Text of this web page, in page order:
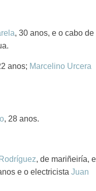
, 30 anos, e o cabo de
anos; Marcelino Urcera
, 28 anos.
, de mariñeiría, e
e o electricista Juan